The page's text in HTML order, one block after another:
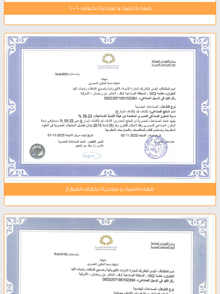
شهادة اعتماد و صلاحية لكشاف 60-60
شهادة اعتماد و صلاحية لكشاف الشوارع